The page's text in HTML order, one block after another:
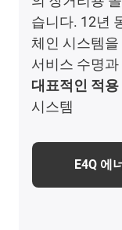
습니다. 12년
체인 시스템
서비스 수명
대표적인 적용
시스템
E4Q 에